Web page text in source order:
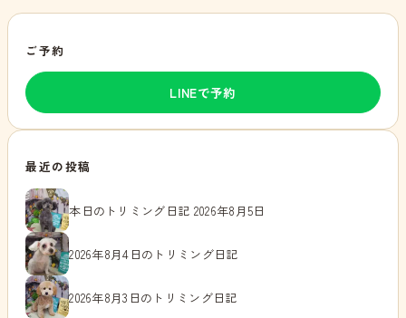
ご予約
LINEで予約
最近の投稿
本日のトリミング日記 2026年8月5日
2026年8月4日のトリミング日記
2026年8月3日のトリミング日記